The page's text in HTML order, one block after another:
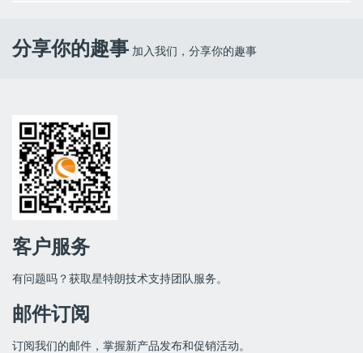
出瞳距离：17.6毫米
棱镜材质：BK7
分享你的趣事 加入我们，分享你的趣事
客户服务
有问题吗？获取星特朗技术支持团队服务。
邮件订阅
订阅我们的邮件，掌握新产品发布和促销活动。